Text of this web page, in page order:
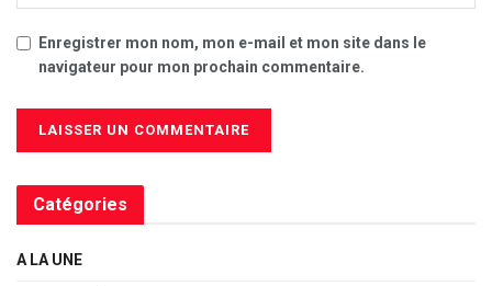
Enregistrer mon nom, mon e-mail et mon site dans le
navigateur pour mon prochain commentaire.
Catégories
A LA UNE